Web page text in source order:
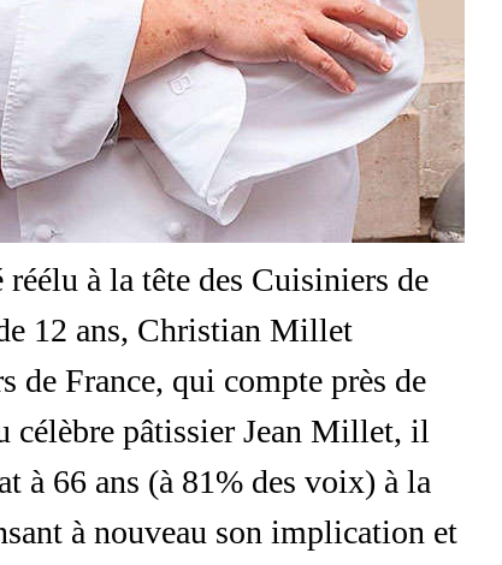
à la tête des Cuisiniers de
12 ans, Christian Millet
de France, qui compte près de
célèbre pâtissier Jean Millet, il
à 66 ans (à 81% des voix) à la
à nouveau son implication et